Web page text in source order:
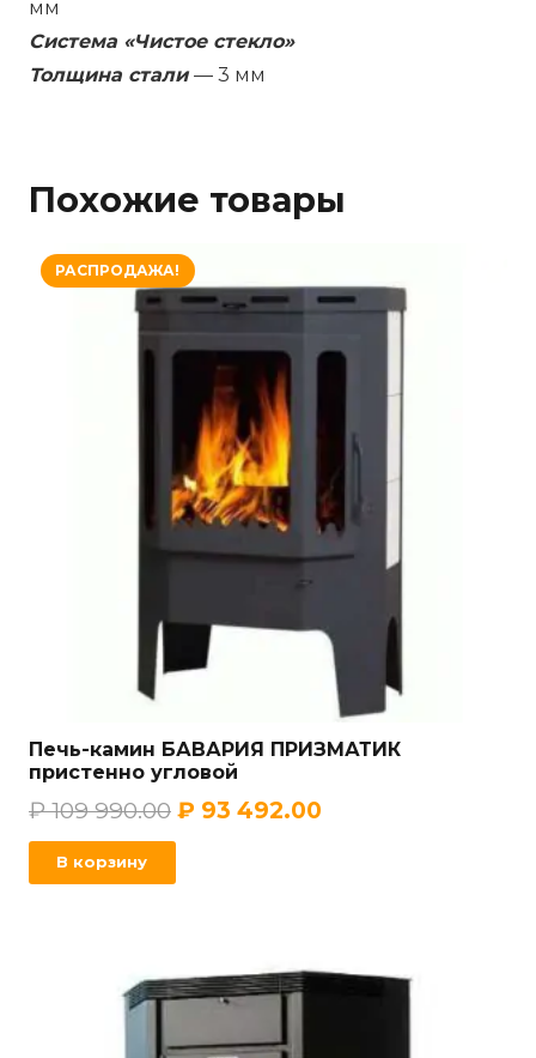
мм
Система «Чистое стекло»
Толщина стали — 3 мм
Похожие товары
РАСПРОДАЖА!
Печь-камин БАВАРИЯ ПРИЗМАТИК
пристенно угловой
₽109 990.00 ₽ 93 492.00
В корзину